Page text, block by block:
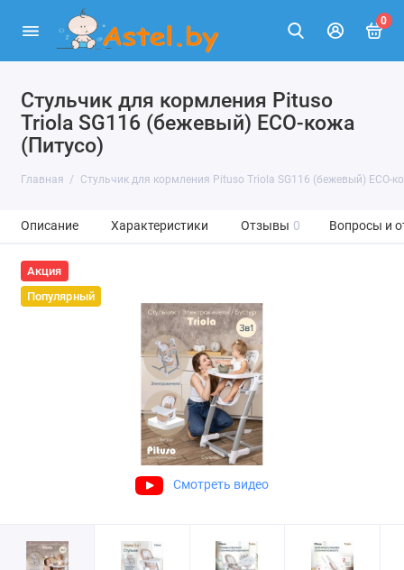
0
Стульчик для кормления Pituso
Triola SG116 (бежевый) ECO-кожа
(Питусо)
Главная Стульчик для кормления Pituso Triola SG116 (бежевый) ECO-
Описание Характеристики Отзывы 0 Вопросы и
Акция
Популярный
Смотреть видео